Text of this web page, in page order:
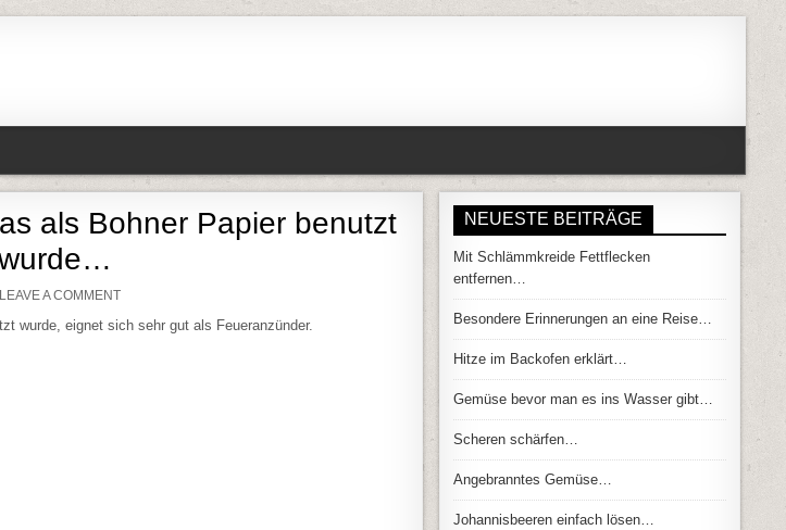
als Bohner Papier benutzt
LEAVE A COMMENTON ALTES SEIDENPAPIER DAS ALS BOHNER PAPIER BENUTZT WURDE…
wurde, eignet sich sehr gut als Feueranzünder.
NEUESTE BEITRÄGE
Mit Schlämmkreide Fettflecken
entfernen…
Besondere Erinnerungen an eine Reise…
Hitze im Backofen erklärt…
Gemüse bevor man es ins Wasser gibt…
Scheren schärfen…
Angebranntes Gemüse…
Johannisbeeren einfach lösen…